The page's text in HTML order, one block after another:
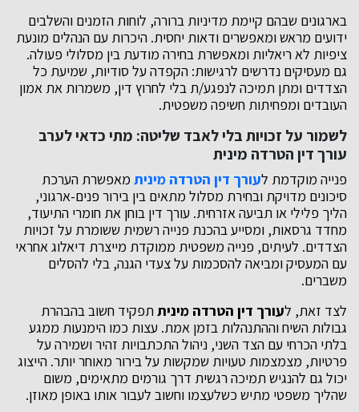
בארגונים שבהם קיימת מדיניות ברורה, לוחות הזמנים והשלבים
ידועים מראש ומאפשרים ודאות יחסית. היכרות עם הנהלים מונעת
ציפיות לא ריאליות ומאפשרת בחירה מודעת בין מסלולי פעולה.
גם מעסיקים נדרשים לרגישות: הקפדה על סודיות, שמיעת כל
הצדדים ומתן תמיכה לנפגע/ת בלי לחרוץ דין, משמרות את אמון
העובדים ומפחיתות חשיפה משפטית.
לשמור על זכויות בלי לאבד שליטה: מתי כדאי לערב
עורך דין הטרדה מינית
פנייה מוקדמת לעורך דין הטרדה מינית מאפשרת הערכת
סיכונים מדויקת ובחירת מסלול מתאים בין בירור פנים-ארגוני,
הליך פלילי או תביעה אזרחית. עורך דין בוחן את חומרי התיעוד,
מחדד גרסאות, ומסייע בהכנת פנייה רשמית ששומרת על זכויות
הצדדים. לעיתים, פנייה משפטית ממוקדת מייצרת דיאלוג אחראי
עם המעסיק ומביאה להסכמות על צעדי הגנה, בלי להסלים
משברים.
לצד זאת, לעורך דין הטרדה מינית תפקיד חשוב בהבהרת
גבולות השיח וההתנהלות בזמן אמת. עצות כמו הימנעות ממגע
בלתי הכרחי עם הצד השני, ניהול התכתבויות זהיר ושמירה על
פרטיות, מצמצמות טעויות שמקשות על בירור מאוחר יותר. הייצוג
יכול גם להנגיש תמיכה רגשית דרך גורמים מתאימים, משום
שהליך משפטי מתיש כשלעצמו וחשוב לעבור אותו באופן מאוזן.